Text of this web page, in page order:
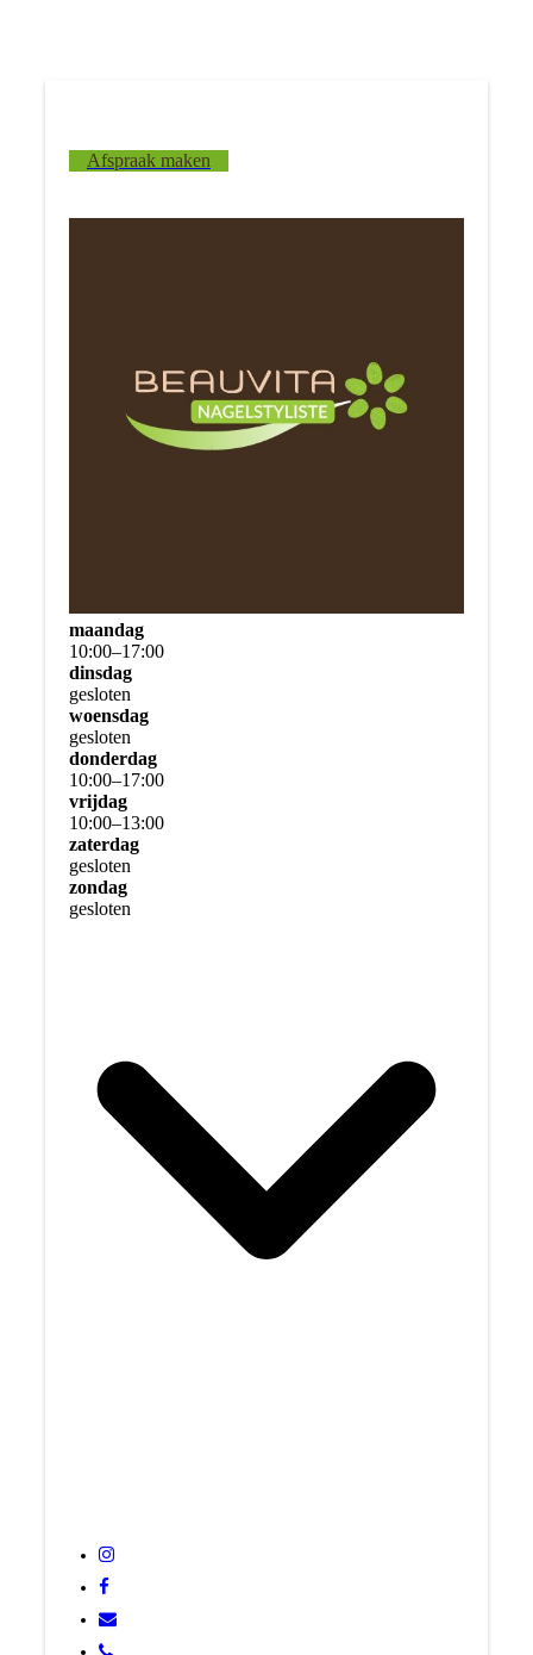
Afspraak maken
maandag
10:00–17:00
dinsdag
gesloten
woensdag
gesloten
donderdag
10:00–17:00
vrijdag
10:00–13:00
zaterdag
gesloten
zondag
gesloten